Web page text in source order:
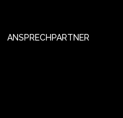
ANSPRECHPARTNER